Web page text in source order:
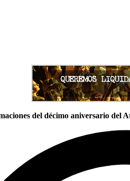
del décimo aniversario del